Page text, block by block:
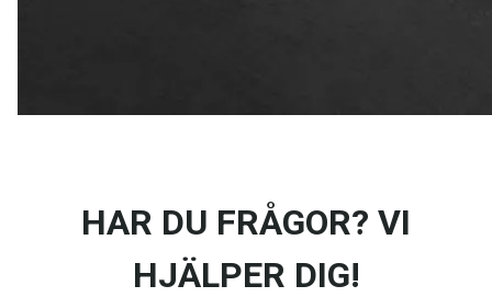
HAR DU FRÅGOR? VI
HJÄLPER DIG!